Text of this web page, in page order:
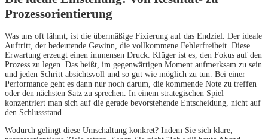
Prozessorientierung
Was uns oft lähmt, ist die übermäßige Fixierung auf das Endziel. Der ideale
Auftritt, der bedeutende Gewinn, die vollkommene Fehlerfreiheit. Diese
Erwartung erzeugt einen immensen Druck. Klüger ist es, den Fokus auf den
Prozess zu legen. Das heißt, im gegenwärtigen Moment aufmerksam zu sein
und jeden Schritt absichtsvoll und so gut wie möglich zu tun. Bei einer
Performance geht es dann nur noch darum, die kommende Note zu treffen
oder den nächsten Satz zu sprechen. In einem strategischen Spiel
konzentriert man sich auf die gerade bevorstehende Entscheidung, nicht auf
den Schlussstand.
Wodurch gelingt diese Umschaltung konkret? Indem Sie sich klare,